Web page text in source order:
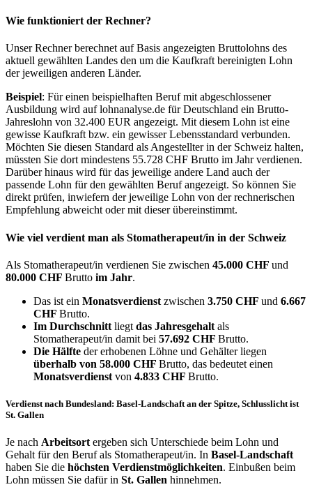
Wie funktioniert der Rechner?
Unser Rechner berechnet auf Basis angezeigten Bruttolohns des
aktuell gewählten Landes den um die Kaufkraft bereinigten Lohn
der jeweiligen anderen Länder.
Beispiel: Für einen beispielhaften Beruf mit abgeschlossener
Ausbildung wird auf lohnanalyse.de für Deutschland ein Brutto-
Jahreslohn von 32.400 EUR angezeigt. Mit diesem Lohn ist eine
gewisse Kaufkraft bzw. ein gewisser Lebensstandard verbunden.
Möchten Sie diesen Standard als Angestellter in der Schweiz halten,
müssten Sie dort mindestens 55.728 CHF Brutto im Jahr verdienen.
Darüber hinaus wird für das jeweilige andere Land auch der
passende Lohn für den gewählten Beruf angezeigt. So können Sie
direkt prüfen, inwiefern der jeweilige Lohn von der rechnerischen
Empfehlung abweicht oder mit dieser übereinstimmt.
Wie viel verdient man als Stomatherapeut/in in der Schweiz
Als Stomatherapeut/in verdienen Sie zwischen 45.000 CHF und
80.000 CHF Brutto im Jahr.
Das ist ein Monatsverdienst zwischen 3.750 CHF und 6.667
CHF Brutto.
Im Durchschnitt liegt das Jahresgehalt als
Stomatherapeut/in damit bei 57.692 CHF Brutto.
Die Hälfte der erhobenen Löhne und Gehälter liegen
überhalb von 58.000 CHF Brutto, das bedeutet einen
Monatsverdienst von 4.833 CHF Brutto.
Verdienst nach Bundesland: Basel-Landschaft an der Spitze, Schlusslicht ist
St. Gallen
Je nach Arbeitsort ergeben sich Unterschiede beim Lohn und
Gehalt für den Beruf als Stomatherapeut/in. In Basel-Landschaft
haben Sie die höchsten Verdienstmöglichkeiten. Einbußen beim
Lohn müssen Sie dafür in St. Gallen hinnehmen.